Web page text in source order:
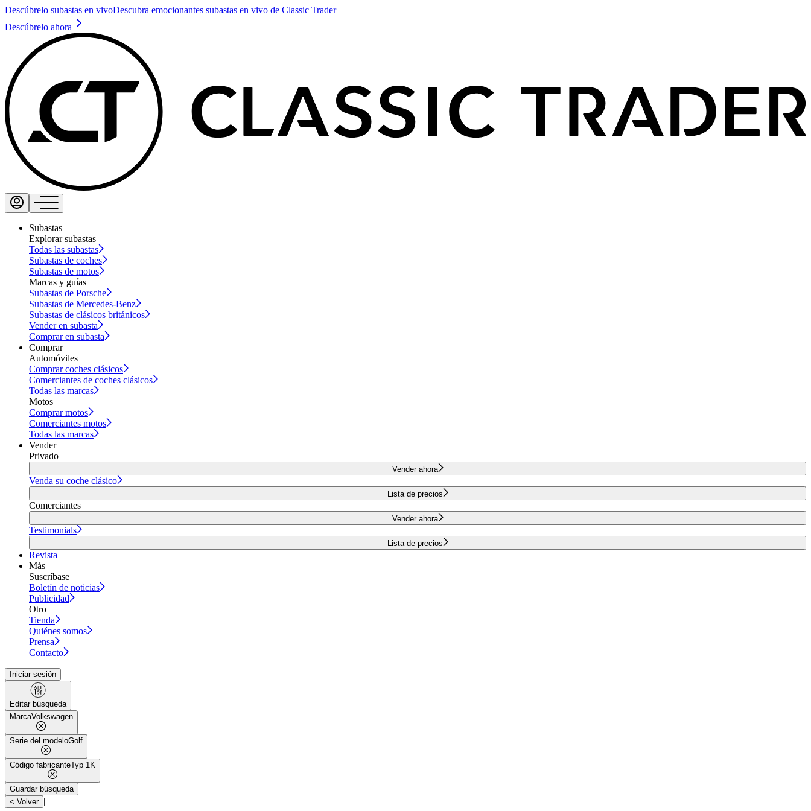
Descúbrelo subastas en vivoDescubra emocionantes subastas en vivo de Classic Trader
Descúbrelo ahora
Subastas
Explorar subastas
Todas las subastas
Subastas de coches
Subastas de motos
Marcas y guías
Subastas de Porsche
Subastas de Mercedes-Benz
Subastas de clásicos británicos
Vender en subasta
Comprar en subasta
Comprar
Automóviles
Comprar coches clásicos
Comerciantes de coches clásicos
Todas las marcas
Motos
Comprar motos
Comerciantes motos
Todas las marcas
Vender
Privado
Vender ahora
Venda su coche clásico
Lista de precios
Comerciantes
Vender ahora
Testimonials
Lista de precios
Revista
Más
Suscríbase
Boletín de noticias
Publicidad
Otro
Tienda
Quiénes somos
Prensa
Contacto
Iniciar sesión
Editar búsqueda
MarcaVolkswagen
Serie del modeloGolf
Código fabricanteTyp 1K
Guardar búsqueda
< Volver |